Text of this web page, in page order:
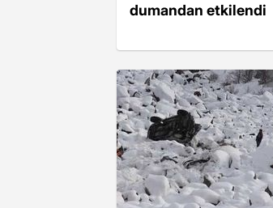
dumandan etkilendi